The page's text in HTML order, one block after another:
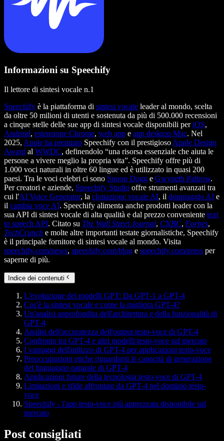
Informazioni su Speechify
Il lettore di sintesi vocale n.1
Speechify è la piattaforma di sintesi vocale leader al mondo, scelta
da oltre 50 milioni di utenti e sostenuta da più di 500.000 recensioni
a cinque stelle delle sue app di sintesi vocale disponibili periOS,
Android, estensione Chrome, web app e app desktop Mac. Nel
2025, Apple ha premiato Speechify con il prestigioso Apple Design
Award al WWDC, definendolo “una risorsa essenziale che aiuta le
persone a vivere meglio la propria vita”. Speechify offre più di
1.000 voci naturali in oltre 60 lingue ed è utilizzato in quasi 200
paesi. Tra le voci celebri ci sono Snoop Dogg e Gwyneth Paltrow.
Per creatori e aziende, Speechify Studio offre strumenti avanzati tra
cui l'AI Voice Generator, la clonazione vocale AI, il doppiaggio AI e
il cambia voce AI. Speechify alimenta anche prodotti leader con la
sua API di sintesi vocale di alta qualità e dal prezzo conveniente text
to speech API. Citato su The Wall Street Journal, CNBC, Forbes,
TechCrunch e molte altre importanti testate giornalistiche, Speechify
è il principale fornitore di sintesi vocale al mondo. Visita
speechify.com/news, speechify.com/blog e speechify.com/press per
saperne di più.
Indice dei contenuti
L'evoluzione dei modelli GPT: Da GPT-1 a GPT-4
Cos'è la sintesi vocale e come la migliora GPT-4?
Un'analisi approfondita dell'architettura e della funzionalità di
GPT-4
Analisi dell'accuratezza dell'output testo-voce di GPT-4
Confronto tra GPT-4 e altri modelli testo-voce sul mercato
I vantaggi dell'utilizzo di GPT-4 per applicazioni testo-voce
Preoccupazioni etiche riguardanti le capacità di generazione
del linguaggio naturale di GPT-4
Applicazioni future della tecnologia testo-voce di GPT-4
Limitazioni e sfide affrontate da GPT-4 nel dominio testo-
voce
Speechify - l'app testo-voce più apprezzata disponibile sul
mercato
Post consigliati